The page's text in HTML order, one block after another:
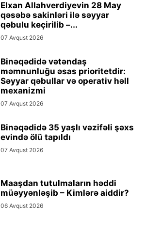
Elxan Allahverdiyevin 28 May
qəsəbə sakinləri ilə səyyar
qəbulu keçirilib –...
07 Avqust 2026
Binəqədidə vətəndaş
məmnunluğu əsas prioritetdir:
Səyyar qəbullar və operativ həll
mexanizmi
07 Avqust 2026
Binəqədidə 35 yaşlı vəzifəli şəxs
evində ölü tapıldı
07 Avqust 2026
Maaşdan tutulmaların həddi
müəyyənləşib – Kimlərə aiddir?
06 Avqust 2026